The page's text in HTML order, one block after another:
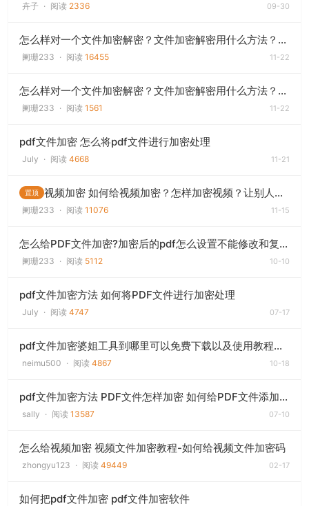
卉子 · 阅读 2336 09-30
怎么样对一个文件加密解密？文件加密解密用什么方法？文件加密解密的软件
阑珊233 · 阅读 16455 11-22
怎么样对一个文件加密解密？文件加密解密用什么方法？文件加密解密的软件
阑珊233 · 阅读 1561 11-22
pdf文件加密 怎么将pdf文件进行加密处理
July · 阅读 4668 11-21
置顶 视频加密 如何给视频加密？怎样加密视频？让别人无法翻录 视频文件加密工具
阑珊233 · 阅读 11076 11-15
怎么给PDF文件加密?加密后的pdf怎么设置不能修改和复制?pdf加密软件下载
阑珊233 · 阅读 5112 10-10
pdf文件加密方法 如何将PDF文件进行加密处理
July · 阅读 4747 07-17
pdf文件加密婆姐工具到哪里可以免费下载以及使用教程解说的网页 在线求
neimu500 · 阅读 4867 10-18
pdf文件加密方法 PDF文件怎样加密 如何给PDF文件添加打开口令
sally · 阅读 13587 07-10
怎么给视频加密 视频文件加密教程-如何给视频文件加密码
zhongyu123 · 阅读 49449 02-17
如何把pdf文件加密 pdf文件加密软件